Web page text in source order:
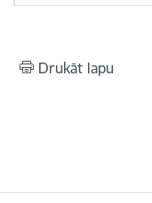
Drukāt lapu